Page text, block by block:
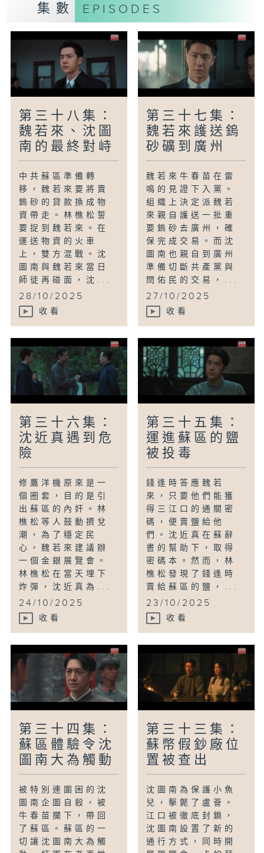
集數 EPISODES
第三十八集：
魏若來、沈圖
南的最終對峙
中共蘇區準備轉
移，魏若來要將賣
鎢砂的貸款換成物
資帶走。林樵松誓
要捉到魏若來。在
運送物資的火車
上，雙方混戰。沈
圖南與魏若來當日
師徒再碰面，沈...
28/10/2025
收看
第三十七集：
魏若來護送鎢
砂礦到廣州
魏若來牛春苗在雷
鳴的見證下入黨。
組織上決定派魏若
來親自護送一批重
要鎢砂去廣州，確
保完成交易。而沈
圖南也親自到廣州
準備切斷共產黨與
閆佑民的交易，...
27/10/2025
收看
第三十六集：
沈近真遇到危
險
修鷹洋機原來是一
個圈套，目的是引
出蘇區的內奸。林
樵松等人鼓動擠兌
潮，為了穩定民
心，魏若來建議辦
一個金銀展覽會。
林樵松在當天埋下
炸彈，沈近真為...
24/10/2025
收看
第三十五集：
運進蘇區的鹽
被投毒
錢逢時答應魏若
來，只要他們能獲
得三江口的通關密
碼，便賣鹽給他
們。沈近真在蘇辭
書的幫助下，取得
密碼本。然而，林
樵松發現了錢逢時
賣給蘇區的鹽，...
23/10/2025
收看
第三十四集：
蘇區體驗令沈
圖南大為觸動
被特別連圍困的沈
圖南企圖自殺，被
牛春苗攔下，帶回
了蘇區。蘇區的一
切讓沈圖南大為觸
第三十三集：
蘇幣假鈔廠位
置被查出
沈圖南為保護小魚
兒，擊斃了盧薈。
江口被徹底封鎖，
沈圖南設置了新的
通行方式，同時開